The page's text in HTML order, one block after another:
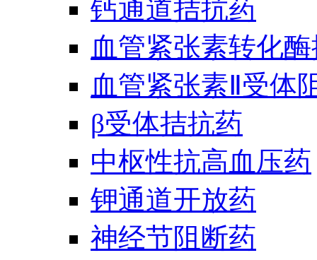
钙通道拮抗药
血管紧张素转化
血管紧张素Ⅱ受体
β受体拮抗药
中枢性抗高血压药
钾通道开放药
神经节阻断药